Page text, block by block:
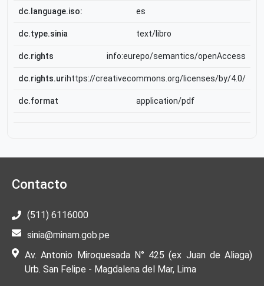
dc.language.iso: es
dc.type.sinia text/libro
dc.rights info:eurepo/semantics/openAccess
dc.rights.urihttps://creativecommons.org/licenses/by/4.0/
dc.format application/pdf
Contacto
(511) 6116000
sinia@minam.gob.pe
Av. Antonio Miroquesada N° 425 (ex Juan de Aliaga)
Urb. San Felipe - Magdalena del Mar, Lima